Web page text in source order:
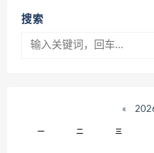
搜索
«
一 二 三